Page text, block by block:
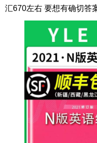
汇670左右 要想有确切答